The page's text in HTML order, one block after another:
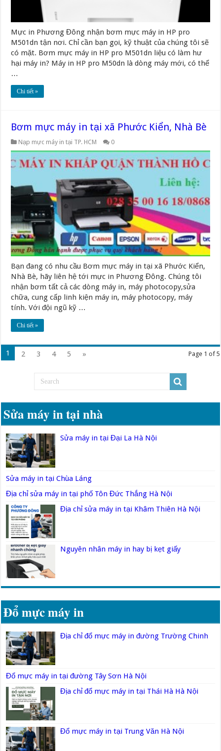
Mực in Phương Đông nhận bơm mực máy in HP pro
M501dn tận nơi. Chỉ cần bạn gọi, kỹ thuật của chúng tôi sẽ
có mặt. Bơm mực máy in HP pro M501dn liệu có làm hư
hại máy in? Máy in HP pro M50dn là dòng máy mới, có thể
…
Chi tiết »
Bơm mực máy in tại xã Phước Kiển, Nhà Bè
Nạp mực máy in tại TP. HCM 0
Bạn đang có nhu cầu Bơm mực máy in tại xã Phước Kiển,
Nhà Bè, hãy liên hệ tới mực in Phương Đông. Chúng tôi
nhận bơm tất cả các dòng máy in, máy photocopy,sửa
chữa, cung cấp linh kiện máy in, máy photocopy, máy
tính. Với đội ngũ kỹ …
Chi tiết »
Page 1 of 5
1 2 3 4 5 »
Sửa máy in tại nhà
Sửa máy in tại Đại La Hà Nội
Sửa máy in tại Chùa Láng
Địa chỉ sửa máy in tại phố Tôn Đức Thắng Hà Nội
Địa chỉ sửa máy in tại Khâm Thiên Hà Nội
Nguyên nhân máy in hay bị kẹt giấy
Đổ mực máy in
Địa chỉ đổ mực máy in đường Trường Chinh
Đổ mực máy in tại đường Tây Sơn Hà Nội
Địa chỉ đổ mực máy in tại Thái Hà Hà Nội
Đổ mực máy in tại Trung Văn Hà Nội